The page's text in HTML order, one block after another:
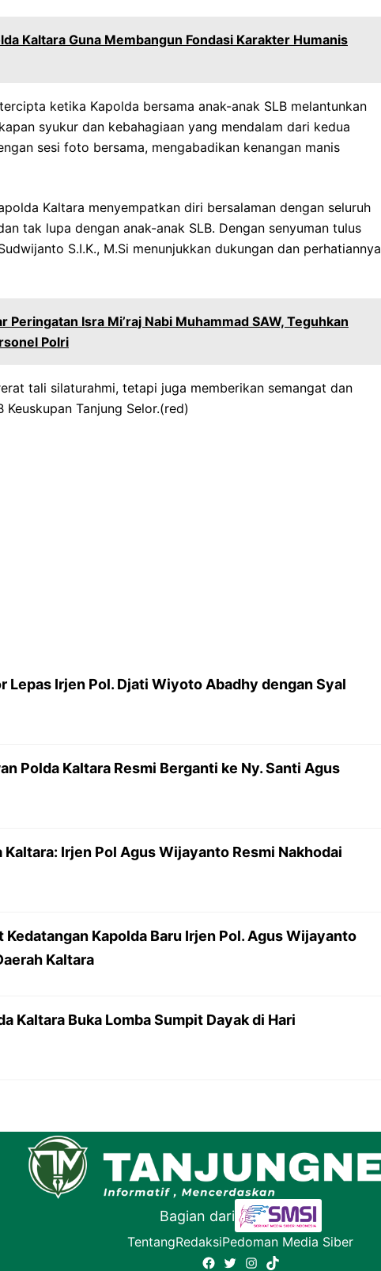
Kaltara Guna Membangun Fondasi Karakter Humanis
ketika Kapolda bersama anak-anak SLB melantunkan
syukur dan kebahagiaan yang mendalam dari kedua
sesi foto bersama, mengabadikan kenangan manis
Kaltara menyempatkan diri bersalaman dengan seluruh
tak lupa dengan anak-anak SLB. Dengan senyuman tulus
S.I.K., M.Si menunjukkan dukungan dan perhatiannya
Peringatan Isra Mi’raj Nabi Muhammad SAW, Teguhkan
Polri
tali silaturahmi, tetapi juga memberikan semangat dan
Tanjung Selor.(red)
Lepas Irjen Pol. Djati Wiyoto Abadhy dengan Syal
Polda Kaltara Resmi Berganti ke Ny. Santi Agus
Irjen Pol Agus Wijayanto Resmi Nakhodai
Kedatangan Kapolda Baru Irjen Pol. Agus Wijayanto
Kaltara
Kaltara Buka Lomba Sumpit Dayak di Hari
Bagian dari
TentangRedaksiPedoman Media Siber
Facebook
TwitterInstagram
TikTok